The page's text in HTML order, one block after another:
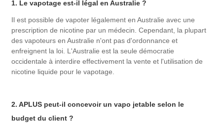
1. Le vapotage est-il légal en Australie ?
Il est possible de vapoter légalement en Australie avec une
prescription de nicotine par un médecin. Cependant, la plupart
des vapoteurs en Australie n'ont pas d'ordonnance et
enfreignent la loi. L'Australie est la seule démocratie
occidentale à interdire effectivement la vente et l'utilisation de
nicotine liquide pour le vapotage.
2. APLUS peut-il concevoir un vapo jetable selon le
budget du client ?